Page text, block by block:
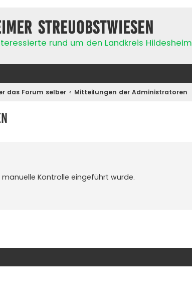
Streuobstwiesen
rund um den Landkreis Hildesheim
das Forum selber Mitteilungen der Administratoren
Kontrolle eingeführt wurde.